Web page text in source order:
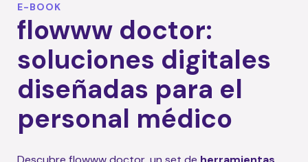
E-BOOK
flowww doctor:
soluciones digitales
diseñadas para el
personal médico